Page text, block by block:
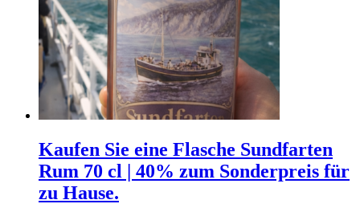
Kaufen Sie eine Flasche Sundfarten
Rum 70 cl | 40% zum Sonderpreis für
zu Hause.